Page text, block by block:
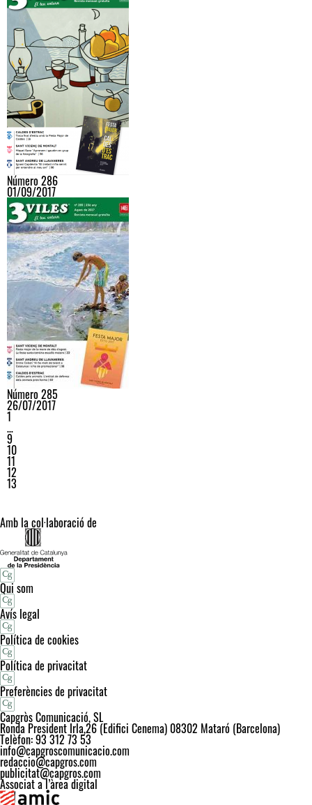
Número 286
01/09/2017
Número 285
26/07/2017
1
…
9
10
11
12
13
Amb la col·laboració de
Qui som
Avís legal
Política de cookies
Política de privacitat
Preferències de privacitat
Capgròs Comunicació, SL
Ronda President Irla,26 (Edifici Cenema) 08302 Mataró (Barcelona)
Telèfon: 93 312 73 53
info@capgroscomunicacio.com
redaccio@capgros.com
publicitat@capgros.com
Associat a l’àrea digital